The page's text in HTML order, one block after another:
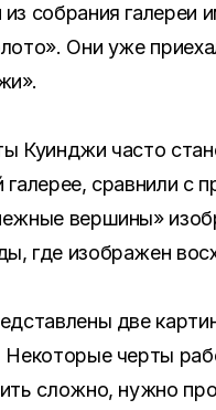
собрания
Они уже
Куинджи часто
сравнили с
вершины»
где изображен
две
Некоторые черты
сложно, нужно